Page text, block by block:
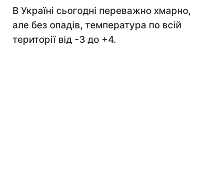
В Україні сьогодні переважно хмарно,
але без опадів, температура по всій
території від -3 до +4.